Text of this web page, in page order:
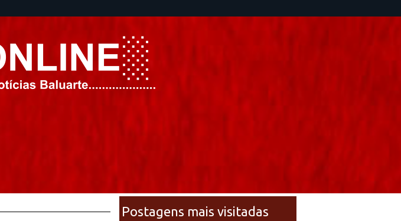
Postagens mais visitadas